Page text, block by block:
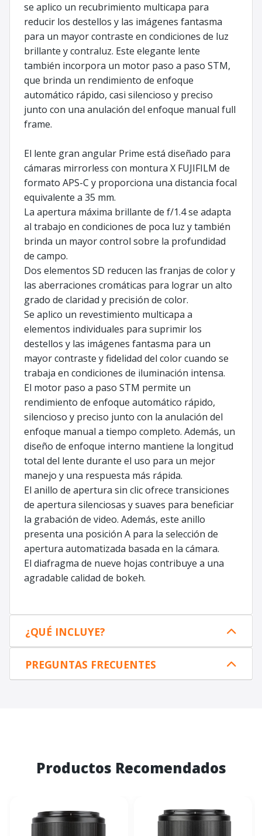
se aplico un recubrimiento multicapa para
reducir los destellos y las imágenes fantasma
para un mayor contraste en condiciones de luz
brillante y contraluz. Este elegante lente
también incorpora un motor paso a paso STM,
que brinda un rendimiento de enfoque
automático rápido, casi silencioso y preciso
junto con una anulación del enfoque manual full
frame.
El lente gran angular Prime está diseñado para
cámaras mirrorless con montura X FUJIFILM de
formato APS-C y proporciona una distancia focal
equivalente a 35 mm.
La apertura máxima brillante de f/1.4 se adapta
al trabajo en condiciones de poca luz y también
brinda un mayor control sobre la profundidad
de campo.
Dos elementos SD reducen las franjas de color y
las aberraciones cromáticas para lograr un alto
grado de claridad y precisión de color.
Se aplico un revestimiento multicapa a
elementos individuales para suprimir los
destellos y las imágenes fantasma para un
mayor contraste y fidelidad del color cuando se
trabaja en condiciones de iluminación intensa.
El motor paso a paso STM permite un
rendimiento de enfoque automático rápido,
silencioso y preciso junto con la anulación del
enfoque manual a tiempo completo. Además, un
diseño de enfoque interno mantiene la longitud
total del lente durante el uso para un mejor
manejo y una respuesta más rápida.
El anillo de apertura sin clic ofrece transiciones
de apertura silenciosas y suaves para beneficiar
la grabación de video. Además, este anillo
presenta una posición A para la selección de
apertura automatizada basada en la cámara.
El diafragma de nueve hojas contribuye a una
agradable calidad de bokeh.
¿QUÉ INCLUYE?
PREGUNTAS FRECUENTES
Productos Recomendados